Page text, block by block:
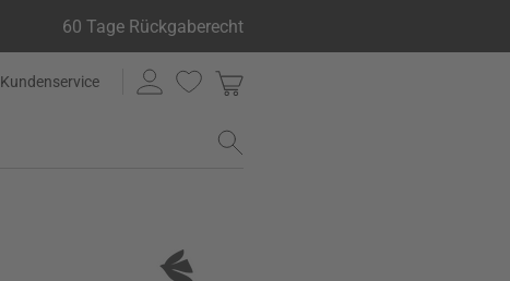
60 Tage Rückgaberecht
Kundenservice